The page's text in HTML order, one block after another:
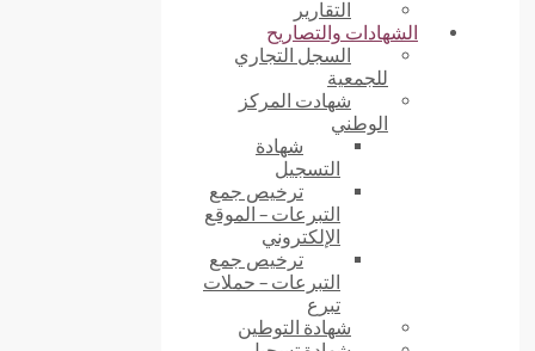
التقارير
الشهادات والتصاريح
السجل التجاري
للجمعية
شهادت المركز
الوطني
شهادة
التسجيل
ترخيص جمع
التبرعات – الموقع
الإلكتروني
ترخيص جمع
التبرعات – حملات
تبرع
شهادة التوطين